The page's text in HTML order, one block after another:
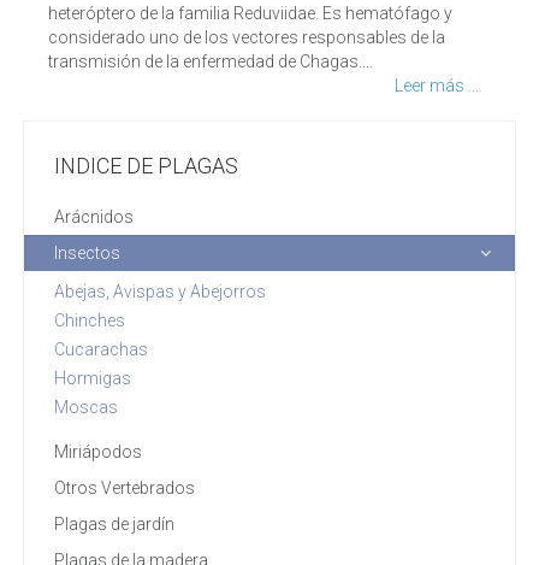
heteróptero de la familia Reduviidae. Es hematófago y
considerado uno de los vectores responsables de la
transmisión de la enfermedad de Chagas.…
Leer más ...
INDICE DE PLAGAS
Arácnidos
Insectos
Abejas, Avispas y Abejorros
Chinches
Cucarachas
Hormigas
Moscas
Miriápodos
Otros Vertebrados
Plagas de jardín
Plagas de la madera